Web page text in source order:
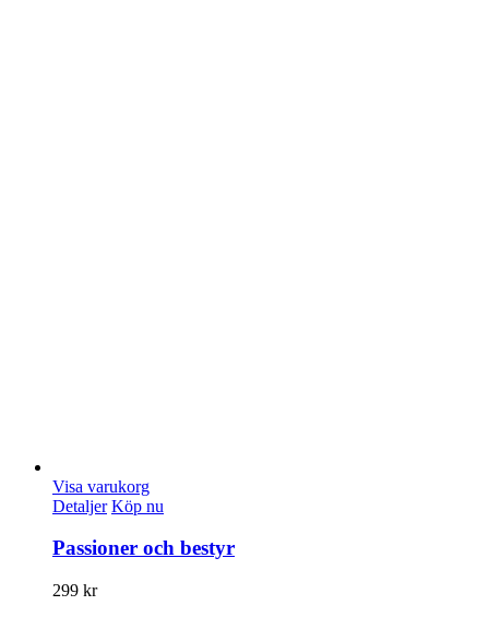
Visa varukorg
Detaljer Köp nu
Passioner och bestyr
299 kr